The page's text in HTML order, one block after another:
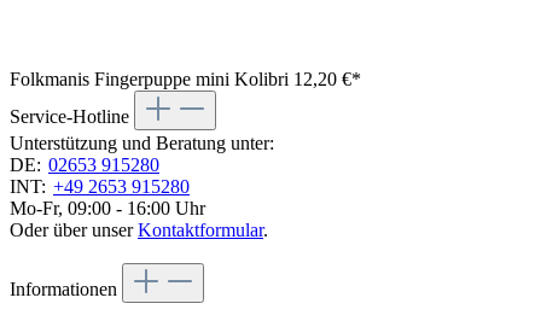
Folkmanis Fingerpuppe mini Kolibri 12,20 €*
Service-Hotline
Unterstützung und Beratung unter:
DE: 02653 915280
INT: +49 2653 915280
Mo-Fr, 09:00 - 16:00 Uhr
Oder über unserKontaktformular.
Informationen